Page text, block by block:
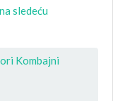
sledeću
Kombajni